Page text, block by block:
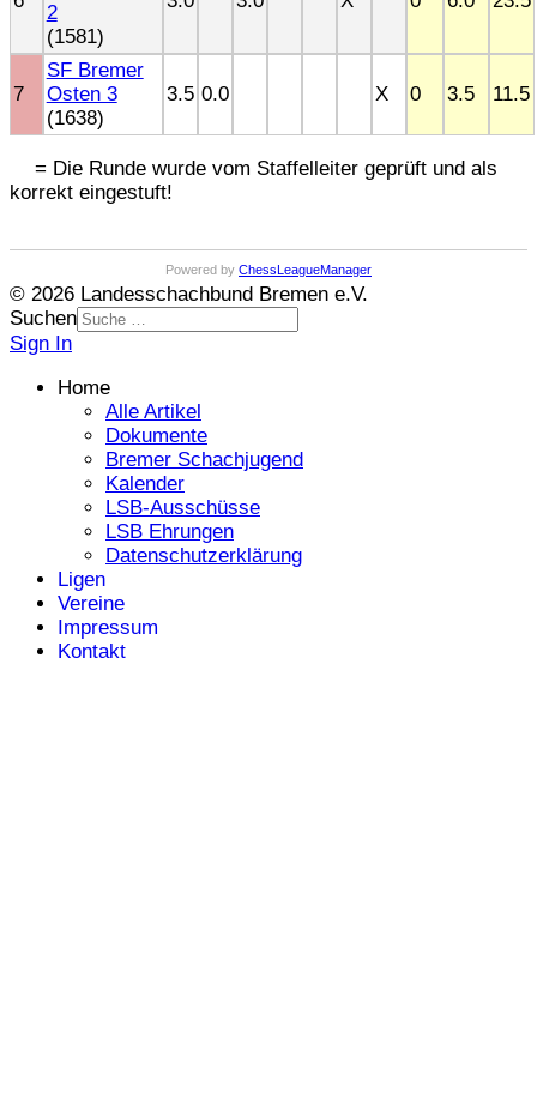
2
(1581)
7
SF Bremer
Osten 3
(1638)
3.5 0.0 X 0 3.5 11.5
= Die Runde wurde vom Staffelleiter geprüft und als
korrekt eingestuft!
Powered by ChessLeagueManager
© 2026 Landesschachbund Bremen e.V.
Suchen
Sign In
Home
Alle Artikel
Dokumente
Bremer Schachjugend
Kalender
LSB-Ausschüsse
LSB Ehrungen
Datenschutzerklärung
Ligen
Vereine
Impressum
Kontakt